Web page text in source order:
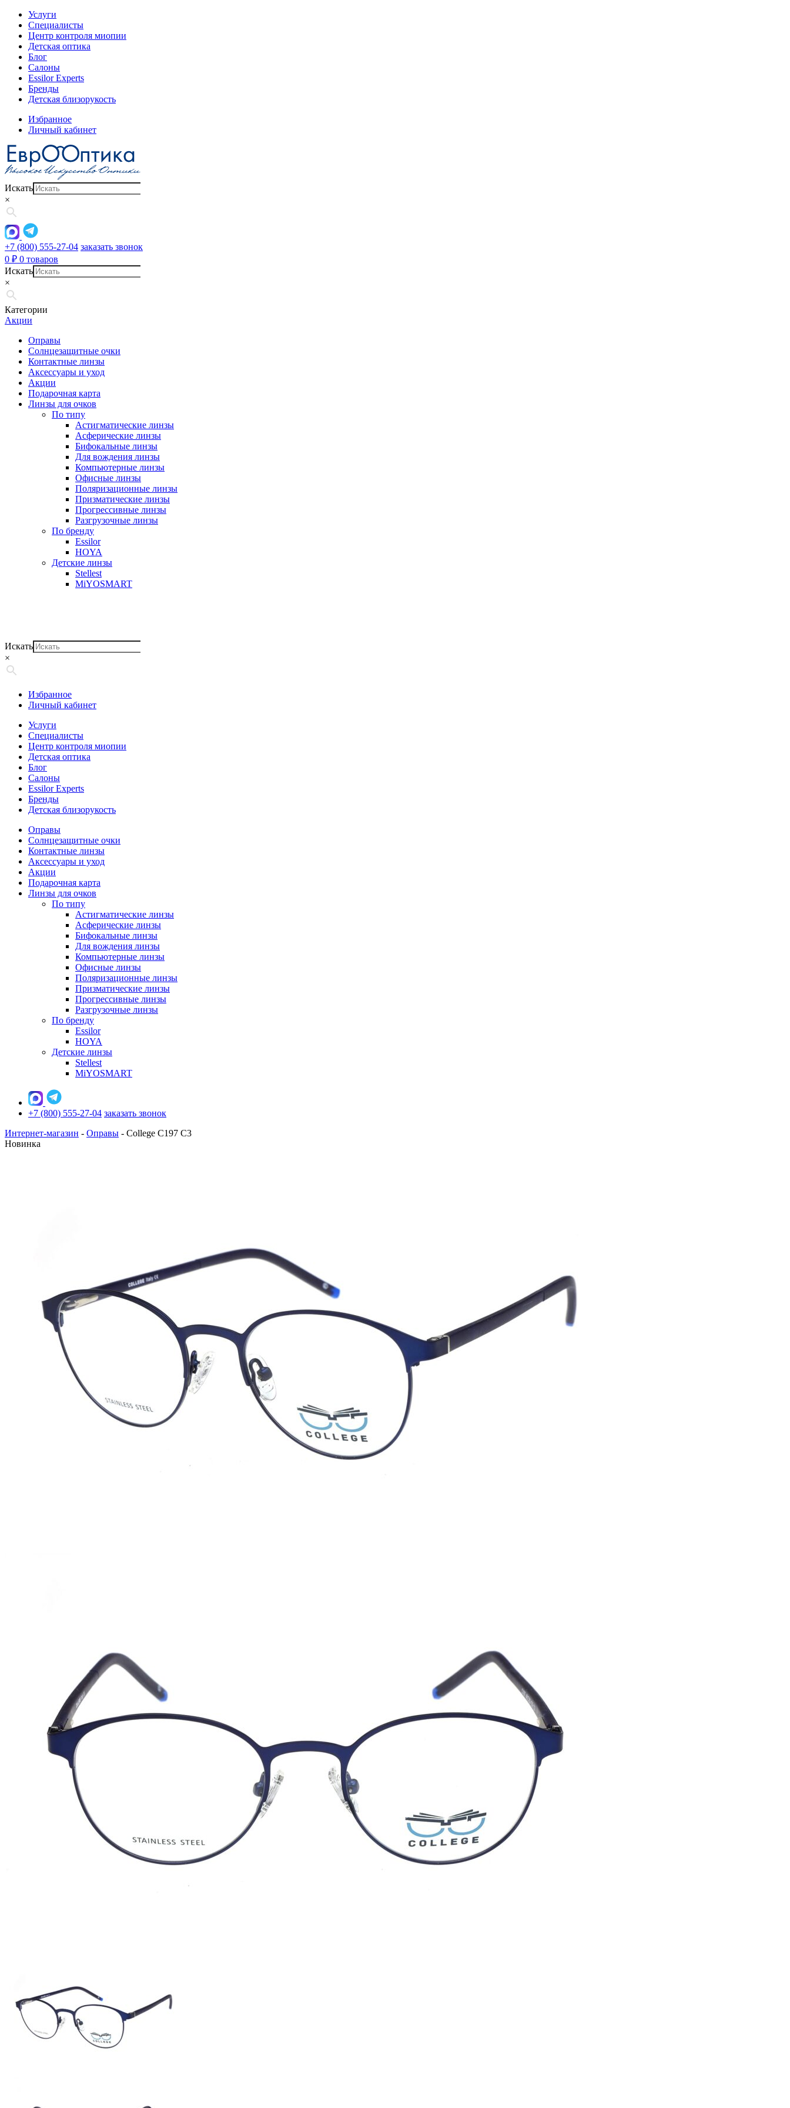
Услуги
Специалисты
Центр контроля миопии
Детская оптика
Блог
Салоны
Essilor Experts
Бренды
Детская близорукость
Избранное
Личный кабинет
Искать
×
+7 (800) 555-27-04 заказать звонок
0 ₽ 0 товаров
Искать
×
Категории
Акции
Оправы
Солнцезащитные очки
Контактные линзы
Аксессуары и уход
Акции
Подарочная карта
Линзы для очков
По типу
Астигматические линзы
Асферические линзы
Бифокальные линзы
Для вождения линзы
Компьютерные линзы
Офисные линзы
Поляризационные линзы
Призматические линзы
Прогрессивные линзы
Разгрузочные линзы
По бренду
Essilor
HOYA
Детские линзы
Stellest
MiYOSMART
Искать
×
Избранное
Личный кабинет
Услуги
Специалисты
Центр контроля миопии
Детская оптика
Блог
Салоны
Essilor Experts
Бренды
Детская близорукость
Оправы
Солнцезащитные очки
Контактные линзы
Аксессуары и уход
Акции
Подарочная карта
Линзы для очков
По типу
Астигматические линзы
Асферические линзы
Бифокальные линзы
Для вождения линзы
Компьютерные линзы
Офисные линзы
Поляризационные линзы
Призматические линзы
Прогрессивные линзы
Разгрузочные линзы
По бренду
Essilor
HOYA
Детские линзы
Stellest
MiYOSMART
+7 (800) 555-27-04 заказать звонок
Интернет-магазин - Оправы - College C197 C3
Новинка